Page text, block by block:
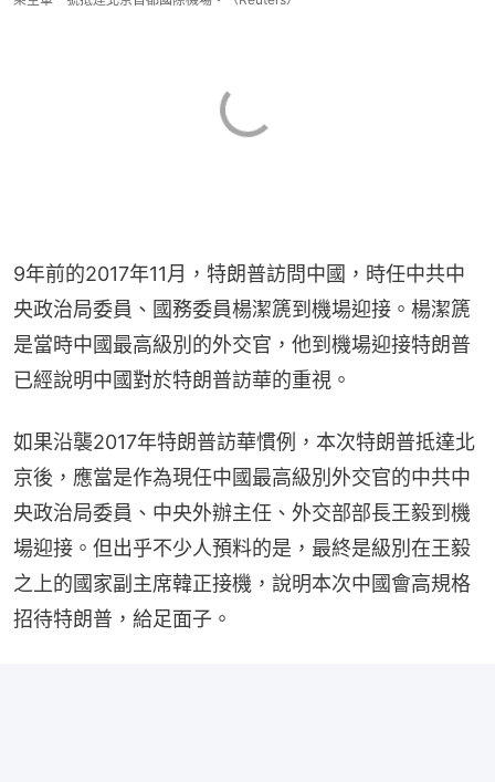
9年前的2017年11月，特朗普訪問中國，時任中共中
央政治局委員、國務委員楊潔篪到機場迎接。楊潔篪
是當時中國最高級別的外交官，他到機場迎接特朗普
已經說明中國對於特朗普訪華的重視。
如果沿襲2017年特朗普訪華慣例，本次特朗普抵達北
京後，應當是作為現任中國最高級別外交官的中共中
央政治局委員、中央外辦主任、外交部部長王毅到機
場迎接。但出乎不少人預料的是，最終是級別在王毅
之上的國家副主席韓正接機，說明本次中國會高規格
招待特朗普，給足面子。